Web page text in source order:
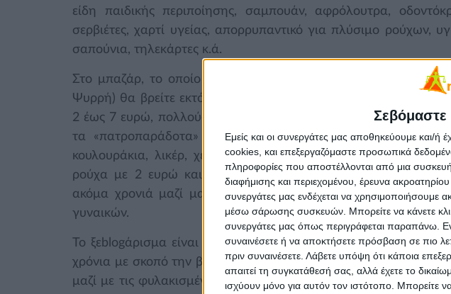
Σεβόμαστε
Εμείς και οι συνεργάτες μας αποθηκεύουμε
cookies, και επεξεργαζόμαστε προσωπικά
πληροφορίες που αποστέλλονται από μια συσκευή
διαφήμισης και περιεχομένου, έρευνα
συνεργάτες μας ενδέχεται να χρησιμοποιήσουμε
μέσω σάρωσης συσκευών. Μπορείτε να κάνετε
συνεργάτες μας όπως περιγράφεται παραπάνω.
συναινέσετε ή να αποκτήσετε πρόσβαση σε πιο
πριν συναινέσετε. Λάβετε υπόψη ότι κάποια
απαιτεί τη συγκατάθεσή σας, αλλά έχετε το
ισχύουν μόνο για αυτόν τον ιστότοπο. Μπορείτε
είδη παιδικής περιποίησης, σαμπουάν, αφρόλουτρα,
σερβιέτες, χαρτί υγείας, απορρυπαντικό για πλύσιμο ρούχων,
σαπούνια, τηλεκάρτες κ.ά.
Στο μπαζάρ, το οποίο θα πραγματοποιηθεί στο θέατρο
Ψυρρή) θα βρείτε εκτός από έργα φυλακισμένων γυναικών,
2 έως 7 ευρώ, πολλούς τίτλους βιβλίων από δεύτερο χέρι σε
τα «πατροπαράδοτα» τσίπουρα και ρακόμελά μας, σπιτικές
κουλουράκια, λικέρ, χειροποίητα σαπούνια και κεραλοιφές,
ρούχα με 2 ευρώ και είδη διακόσμησης, κοσμήματα και
ακόμα χρονιά μαζί μας θα είναι και η ομάδα "Επάνοδος" με
γυναικών.
Το ξεblogάρισμα είναι μια ομάδα από bloggers που ξεκίνησε
χρόνια με σκοπό την βοήθεια και την υποστήριξη των παιδιών
μαζί με τις φυλακισμένες μητέρες τους στις γυναικείες